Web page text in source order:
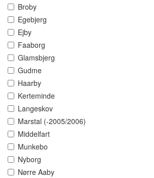
Broby
Egebjerg
Ejby
Faaborg
Glamsbjerg
Gudme
Haarby
Kerteminde
Langeskov
Marstal (-2005/2006)
Middelfart
Munkebo
Nyborg
Nørre Aaby